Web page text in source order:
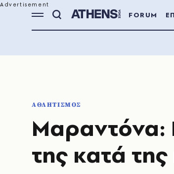
FORUM
ΑΘΛΗΤΙΣΜΟΣ
Μαραντόνα:
της κατά